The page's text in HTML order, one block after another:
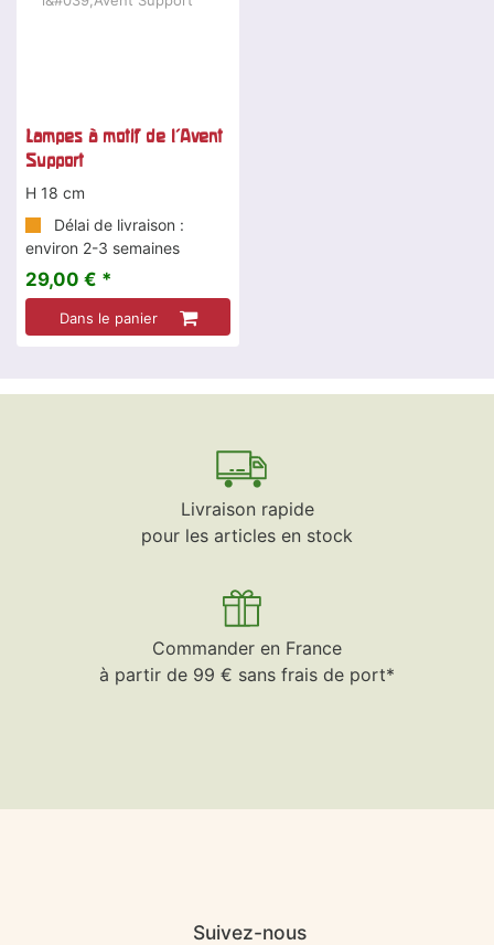
Lampes à motif de l'Avent
Support
H 18 cm
Délai de livraison :
environ 2-3 semaines
29,00 € *
Dans le panier
Livraison rapide
pour les articles en stock
Commander en France
à partir de 99 € sans frais de port*
Suivez-nous